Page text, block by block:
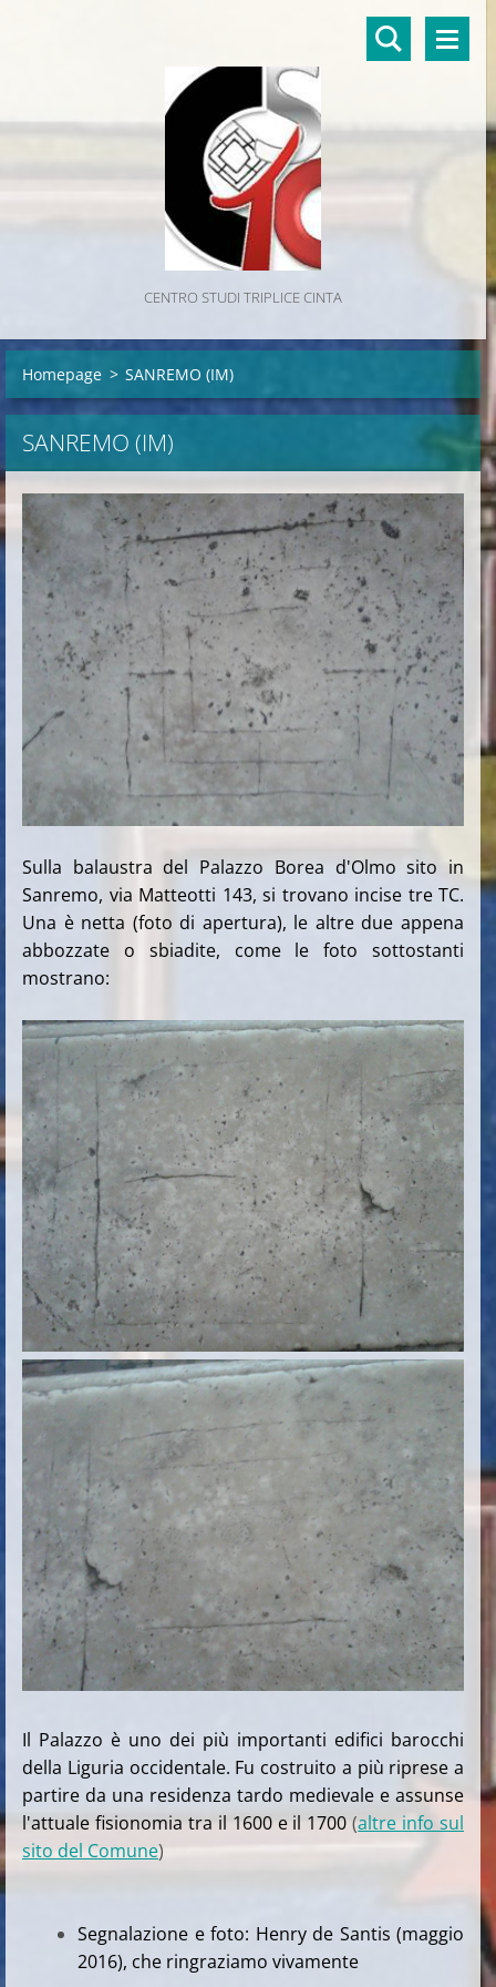
CENTRO STUDI TRIPLICE CINTA
Homepage > SANREMO (IM)
SANREMO (IM)
Sulla balaustra del Palazzo Borea d'Olmo sito in
Sanremo, via Matteotti 143, si trovano incise tre TC.
Una è netta (foto di apertura), le altre due appena
abbozzate o sbiadite, come le foto sottostanti
mostrano:
Il Palazzo è uno dei più importanti edifici barocchi
della Liguria occidentale. Fu costruito a più riprese a
partire da una residenza tardo medievale e assunse
l'attuale fisionomia tra il 1600 e il 1700 (altre info sul
sito del Comune)
Segnalazione e foto: Henry de Santis (maggio
2016), che ringraziamo vivamente